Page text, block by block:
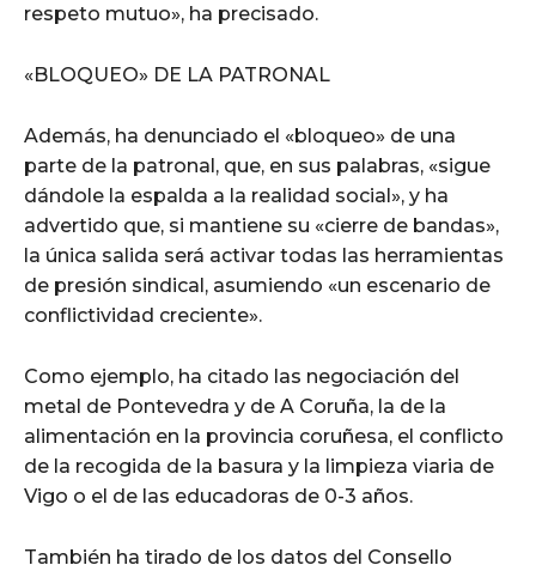
respeto mutuo», ha precisado.
«BLOQUEO» DE LA PATRONAL
Además, ha denunciado el «bloqueo» de una
parte de la patronal, que, en sus palabras, «sigue
dándole la espalda a la realidad social», y ha
advertido que, si mantiene su «cierre de bandas»,
la única salida será activar todas las herramientas
de presión sindical, asumiendo «un escenario de
conflictividad creciente».
Como ejemplo, ha citado las negociación del
metal de Pontevedra y de A Coruña, la de la
alimentación en la provincia coruñesa, el conflicto
de la recogida de la basura y la limpieza viaria de
Vigo o el de las educadoras de 0-3 años.
También ha tirado de los datos del Consello